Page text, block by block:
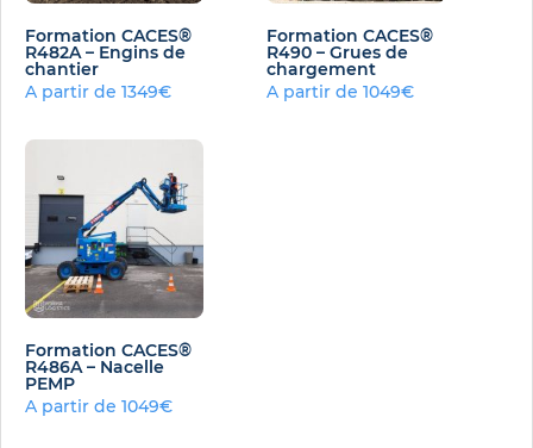
Formation CACES®
R482A – Engins de
chantier
A partir de 1349€
Formation CACES®
R490 – Grues de
chargement
A partir de 1049€
Formation CACES®
R486A – Nacelle
PEMP
A partir de 1049€